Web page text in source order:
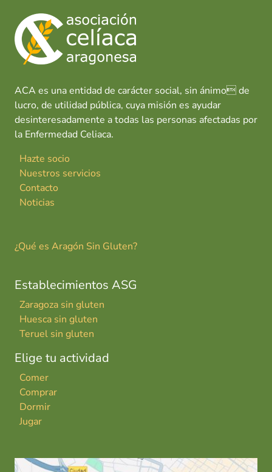
ACA es una entidad de carácter social, sin ánimo de
lucro, de utilidad pública, cuya misión es ayudar
desinteresadamente a todas las personas afectadas por
la Enfermedad Celiaca.
Hazte socio
Nuestros servicios
Contacto
Noticias
¿Qué es Aragón Sin Gluten?
Establecimientos ASG
Zaragoza sin gluten
Huesca sin gluten
Teruel sin gluten
Elige tu actividad
Comer
Comprar
Dormir
Jugar